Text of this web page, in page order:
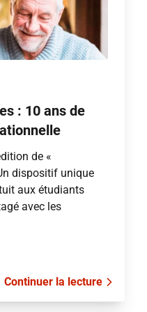
: 10 ans de
de «
dispositif unique
aux étudiants
avec les
Continuer la lecture